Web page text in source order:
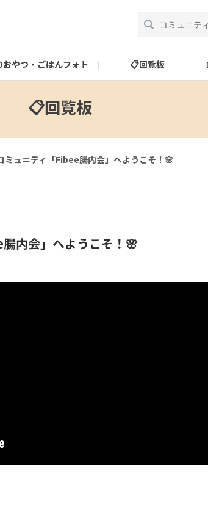
やつ・ごはんフォト 📋回覧板
📋回覧板
ミュニティ「Fibee腸内会」へようこそ！🌸
内会」へようこそ！🌸